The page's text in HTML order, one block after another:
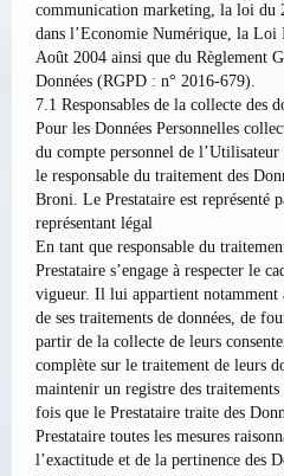
communication marketing, la loi du
dans l’Economie Numérique, la
Août 2004 ainsi que du Règlement
Données (RGPD : n° 2016-679).
7.1 Responsables de la collecte des
Pour les Données Personnelles
du compte personnel de
le responsable du traitement des
Broni. Le Prestataire est représenté
représentant légal
En tant que responsable du
Prestataire s’engage à respecter le
vigueur. Il lui appartient notamment
de ses traitements de données, de
partir de la collecte de leurs
complète sur le traitement de leurs
maintenir un registre des
fois que le Prestataire traite des
Prestataire toutes les mesures
l’exactitude et de la pertinence des